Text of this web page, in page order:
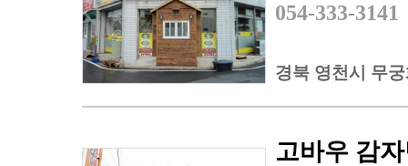
054-333-3141
경북 영천시 무
고바우 감